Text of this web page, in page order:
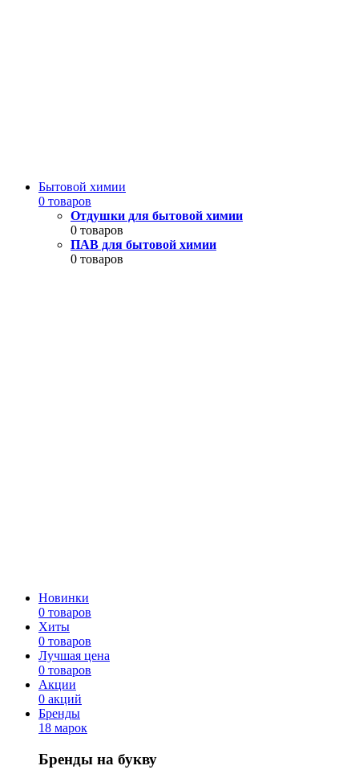
Бытовой химии
0 товаров
Отдушки для бытовой химии
0 товаров
ПАВ для бытовой химии
0 товаров
Новинки
0 товаров
Хиты
0 товаров
Лучшая цена
0 товаров
Акции
0 акций
Бренды
18 марок
Бренды на букву